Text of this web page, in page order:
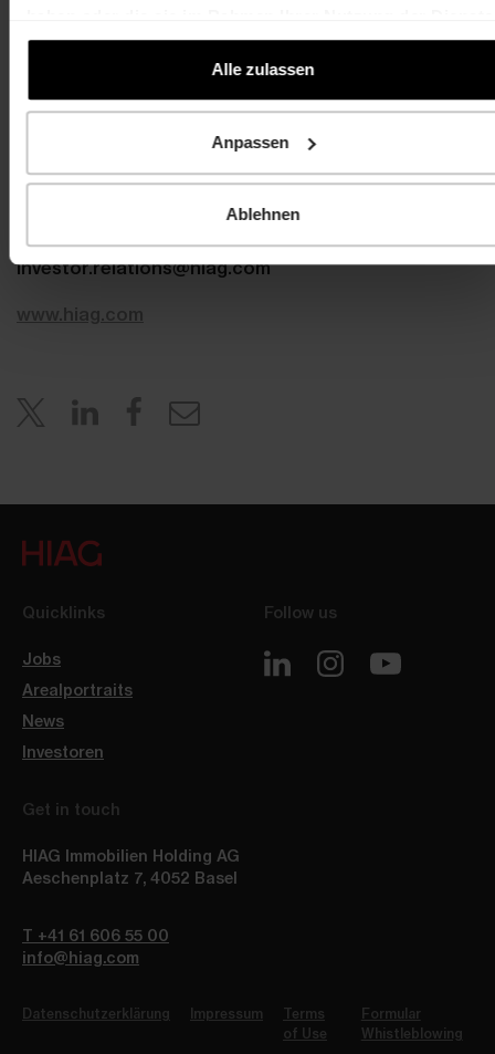
gesammelt haben.
Alle zulassen
Anpassen
Ablehnen
HIAG Immobilien Holding AG
4052 Basel
investor.relations@hiag.com
www.hiag.com
Quicklinks
Jobs
Arealportraits
News
Investoren
Follow us
Get in touch
HIAG Immobilien Holding AG
Aeschenplatz 7, 4052 Basel
T +41 61 606 55 00
info@hiag.com
Datenschutzerklärung Impressum
Terms
of Use
Formular
Whistleblowing